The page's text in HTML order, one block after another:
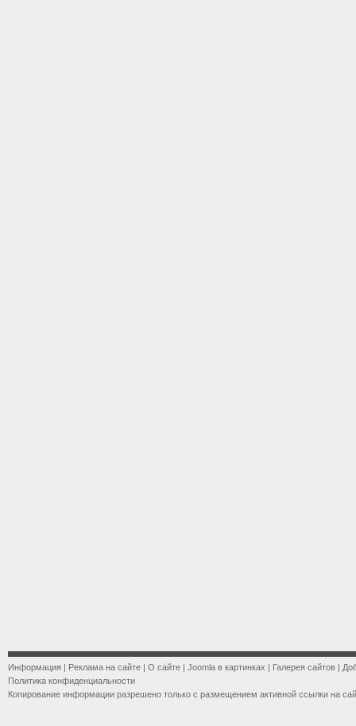
Информация | Реклама на сайте | О сайте | Joomla в картинках | Галерея сайтов |
Политика конфиденциальности
Копирование информации разрешено только с размещением активной ссылки на